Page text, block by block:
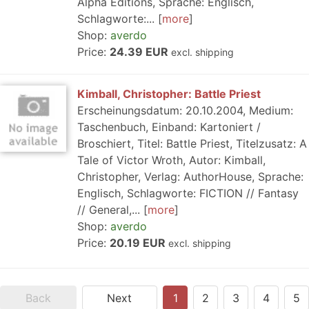
Schlagworte:...
more
Shop: averdo
Price: 24.39 EUR excl. shipping
Kimball, Christopher: Battle Priest
Erscheinungsdatum: 20.10.2004, Medium:
Taschenbuch, Einband: Kartoniert /
Broschiert, Titel: Battle Priest, Titelzusatz: A
Tale of Victor Wroth, Autor: Kimball,
Christopher, Verlag: AuthorHouse, Sprache:
Englisch, Schlagworte: FICTION // Fantasy
// General,...
more
Shop: averdo
Price: 20.19 EUR excl. shipping
Back Next 1 2 3 4 5